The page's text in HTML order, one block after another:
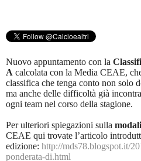
Nuovo appuntamento con la
A calcolata con la Media CEAE,
classifica che tenga conto non solo
ma anche delle difficoltà già
ogni team nel corso della stagione.
Per ulteriori spiegazioni sulla
CEAE qui trovate l’articolo
edizione: http://mds78.blogspot.it/
ponderata-di.html